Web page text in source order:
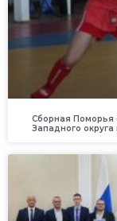
Сборная Поморья
Западного округа